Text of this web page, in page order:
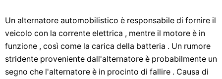
Un alternatore automobilistico è responsabile di fornire il
veicolo con la corrente elettrica , mentre il motore è in
funzione , così come la carica della batteria . Un rumore
stridente proveniente dall'alternatore è probabilmente un
segno che l'alternatore è in procinto di fallire . Causa di